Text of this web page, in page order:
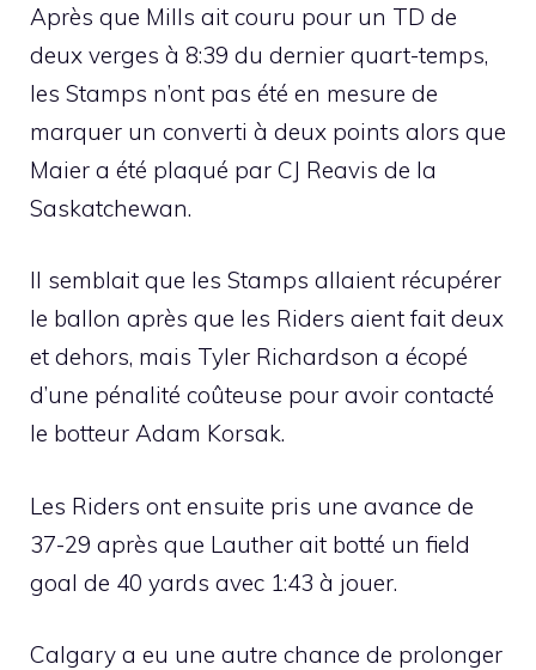
Après que Mills ait couru pour un TD de
deux verges à 8:39 du dernier quart-temps,
les Stamps n’ont pas été en mesure de
marquer un converti à deux points alors que
Maier a été plaqué par CJ Reavis de la
Saskatchewan.
Il semblait que les Stamps allaient récupérer
le ballon après que les Riders aient fait deux
et dehors, mais Tyler Richardson a écopé
d’une pénalité coûteuse pour avoir contacté
le botteur Adam Korsak.
Les Riders ont ensuite pris une avance de
37-29 après que Lauther ait botté un field
goal de 40 yards avec 1:43 à jouer.
Calgary a eu une autre chance de prolonger